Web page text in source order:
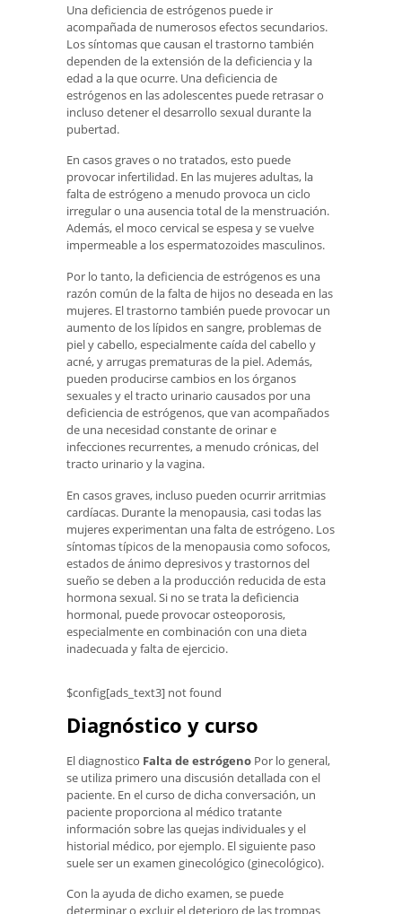
Una deficiencia de estrógenos puede ir
acompañada de numerosos efectos secundarios.
Los síntomas que causan el trastorno también
dependen de la extensión de la deficiencia y la
edad a la que ocurre. Una deficiencia de
estrógenos en las adolescentes puede retrasar o
incluso detener el desarrollo sexual durante la
pubertad.
En casos graves o no tratados, esto puede
provocar infertilidad. En las mujeres adultas, la
falta de estrógeno a menudo provoca un ciclo
irregular o una ausencia total de la menstruación.
Además, el moco cervical se espesa y se vuelve
impermeable a los espermatozoides masculinos.
Por lo tanto, la deficiencia de estrógenos es una
razón común de la falta de hijos no deseada en las
mujeres. El trastorno también puede provocar un
aumento de los lípidos en sangre, problemas de
piel y cabello, especialmente caída del cabello y
acné, y arrugas prematuras de la piel. Además,
pueden producirse cambios en los órganos
sexuales y el tracto urinario causados ​​por una
deficiencia de estrógenos, que van acompañados
de una necesidad constante de orinar e
infecciones recurrentes, a menudo crónicas, del
tracto urinario y la vagina.
En casos graves, incluso pueden ocurrir arritmias
cardíacas. Durante la menopausia, casi todas las
mujeres experimentan una falta de estrógeno. Los
síntomas típicos de la menopausia como sofocos,
estados de ánimo depresivos y trastornos del
sueño se deben a la producción reducida de esta
hormona sexual. Si no se trata la deficiencia
hormonal, puede provocar osteoporosis,
especialmente en combinación con una dieta
inadecuada y falta de ejercicio.
$config[ads_text3] not found
Diagnóstico y curso
El diagnostico Falta de estrógeno Por lo general,
se utiliza primero una discusión detallada con el
paciente. En el curso de dicha conversación, un
paciente proporciona al médico tratante
información sobre las quejas individuales y el
historial médico, por ejemplo. El siguiente paso
suele ser un examen ginecológico (ginecológico).
Con la ayuda de dicho examen, se puede
determinar o excluir el deterioro de las trompas